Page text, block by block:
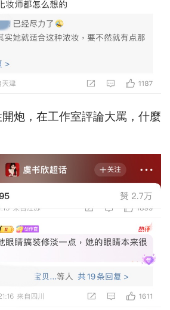
炮，在工作室評論大罵，什麼